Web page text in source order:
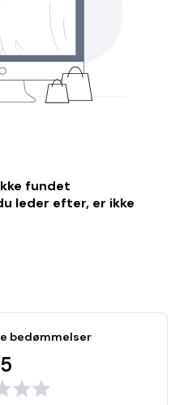
fundet
leder efter, er ikke
bedømmelser